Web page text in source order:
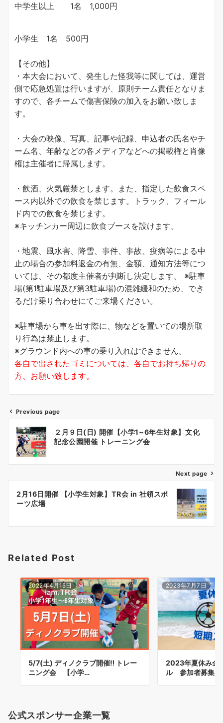
中学生以上 1名 1,000円
小学生 1名 500円
【その他】
・本大会において、発生した怪我等に関しては、運営
側で応急処置は行いますが、原則チーム責任となりま
すので、各チームで傷害保険の加入をお願い致しま
す。
・大会の映像、写真、記事や記録、申込者の氏名やチ
ーム名、年齢などの各メディアなどへの掲載権と肖像
権は主催者に帰属します。
・飲酒、火気厳禁とします。また、指定した飲食スペ
ース内以外での飲食を禁じます。トラック、フィール
ド内での飲食を禁じます。
※キッチンカー周辺に飲食ブースを設けます。
・地震、風水害、降雪、事件、事故、疫病等による中
止の場合の参加料返金の有無、金額、通知方法等につ
いては、その都度主催者が判断し決定します。 ※駐車
場(第1駐車場及び第3駐車場)の混雑緩和のため、でき
るだけ乗り合わせにてご来場ください。
※駐車場から車を出す際に、物などを置いての場所取
り行為は禁止します。
※グラウンド内への車の乗り入れはできません。
各自で出されたゴミについては、各自でお持ち帰りの
方、お願い致します。
投
稿
ナ
ゲ
シ
ン
Previous page
２月９日(日) 開催【小学1~6年生対象】文化
記念公園開催 トレーニング会
Next page
2月16日開催 【小学生対象】TR会 in 社領スポ
ーツ広場
Related Post
2022年4月15日
5/7(土) ディノクラブ開催‼︎ トレー
ニング会 【小学…
2023年7月7日
2023年夏休み企
ル 参加者募集！
公式スポンサー企業一覧